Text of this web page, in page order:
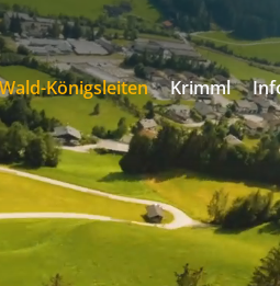
Wald-Königsleiten Krimml